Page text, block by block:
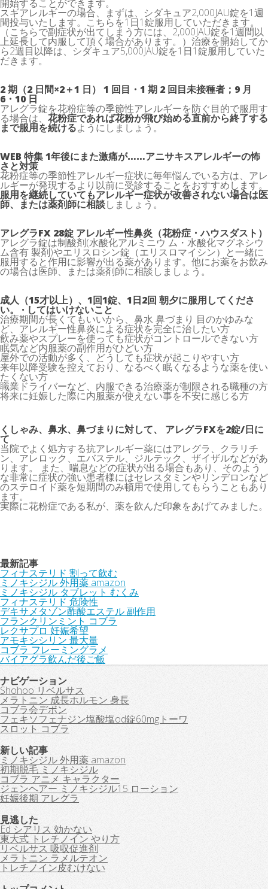
開始することができます。
スギアレルギーの場合、まずは、シダキュア2,000JAU錠を1週
間投与いたします。こちらを1日1錠服用していただきます。
（こちらで副症状が出てしまう方には、2,000JAU錠を1週間以
上延長して内服して頂く場合があります。）治療を開始してか
ら2週目以降は、シダキュア5,000JAU錠を1日1錠服用していた
だきます。
2 期（2 日間×2＋1 日） 1 回目・1 期 2 回目未接種者；9 月
6・10 日
アレグラ錠を花粉症等の季節性アレルギーを防ぐ目的で服用す
る場合は、 花粉症であれば花粉が飛び始める直前から終了する
まで服用を続けるようにしましょう。
WEB 特集 1年後にまた激痛が……アニサキスアレルギーの怖
さと対策
花粉症等の季節性アレルギー症状に毎年悩んでいる方は、アレ
ルギーが発現するより以前に受診することをおすすめします。
服用を継続していてもアレルギー症状が改善されない場合は医
師、または薬剤師に相談しましょう。
アレグラFX 28錠 アレルギー性鼻炎（花粉症・ハウスダスト）
アレグラ錠は制酸剤(水酸化アルミニウ ム・水酸化マグネシウ
ム含有 製剤)やエリスロシン錠（エリスロマイシン）と一緒に
服用すると作用に影響が出る薬があります。他にお薬をお飲み
の場合は医師、または薬剤師に相談しましょう。
成人（15才以上）、1回1錠、1日2回 朝夕に服用してくださ
い。 · してはいけないこと
治療期間が長くてもいいから、鼻水 鼻づまり 目のかゆみな
ど、アレルギー性鼻炎による症状を完全に治したい方
飲み薬やスプレーを使っても症状がコントロールできない方
眠気など内服薬の副作用がひどい方
屋外での活動が多く、どうしても症状が起こりやすい方
来年以降受験を控えており、なるべく眠くなるような薬を使い
たくない方
職業ドライバーなど、内服できる治療薬が制限される職種の方
将来に妊娠した際に内服薬が使えない事を不安に感じる方
くしゃみ、鼻水、鼻づまりに対して、 アレグラFXを2錠/日に
て
当院でよく処方する抗アレルギー薬にはアレグラ、クラリチ
ン、アレロック、エバステル、ジルテック、ザイザルなどがあ
ります。 また、喘息などの症状が出る場合もあり、そのよう
な非常に症状の強い患者様にはセレスタミンやリンデロンなど
のステロイド薬を短期間のみ頓用で使用してもらうこともあり
ます。
実際に花粉症である私が、薬を飲んだ印象をあげてみました。
最新記事
フィナステリド 割って飲む
ミノキシジル 外用薬 amazon
ミノキシジル タブレット むくみ
フィナステリド 危険性
デキサメタゾン酢酸エステル 副作用
フランクリンミント コブラ
レクサプロ 妊娠希望
アモキシシリン 最大量
コブラ フレーミングラメ
バイアグラ飲んだ後ご飯
ナビゲーション
Shohoo リベルサス
メラトニン 成長ホルモン 身長
コブラ会デボン
フェキソフェナジン塩酸塩od錠60mgトーワ
スロット コブラ
新しい記事
ミノキシジル 外用薬 amazon
初期脱毛 ミノキシジル
コブラ アニメ キャラクター
ジェンヘアー ミノキシジル15 ローション
妊娠後期 アレグラ
見逃した
Ed シアリス 効かない
東大式 トレチノイン やり方
リベルサス 吸収促進剤
メラトニン ラメルテオン
トレチノイン皮むけない